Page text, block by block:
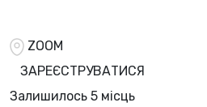
ZOOM
ЗАРЕЄСТРУВАТИСЯ
Залишилось 5 місць